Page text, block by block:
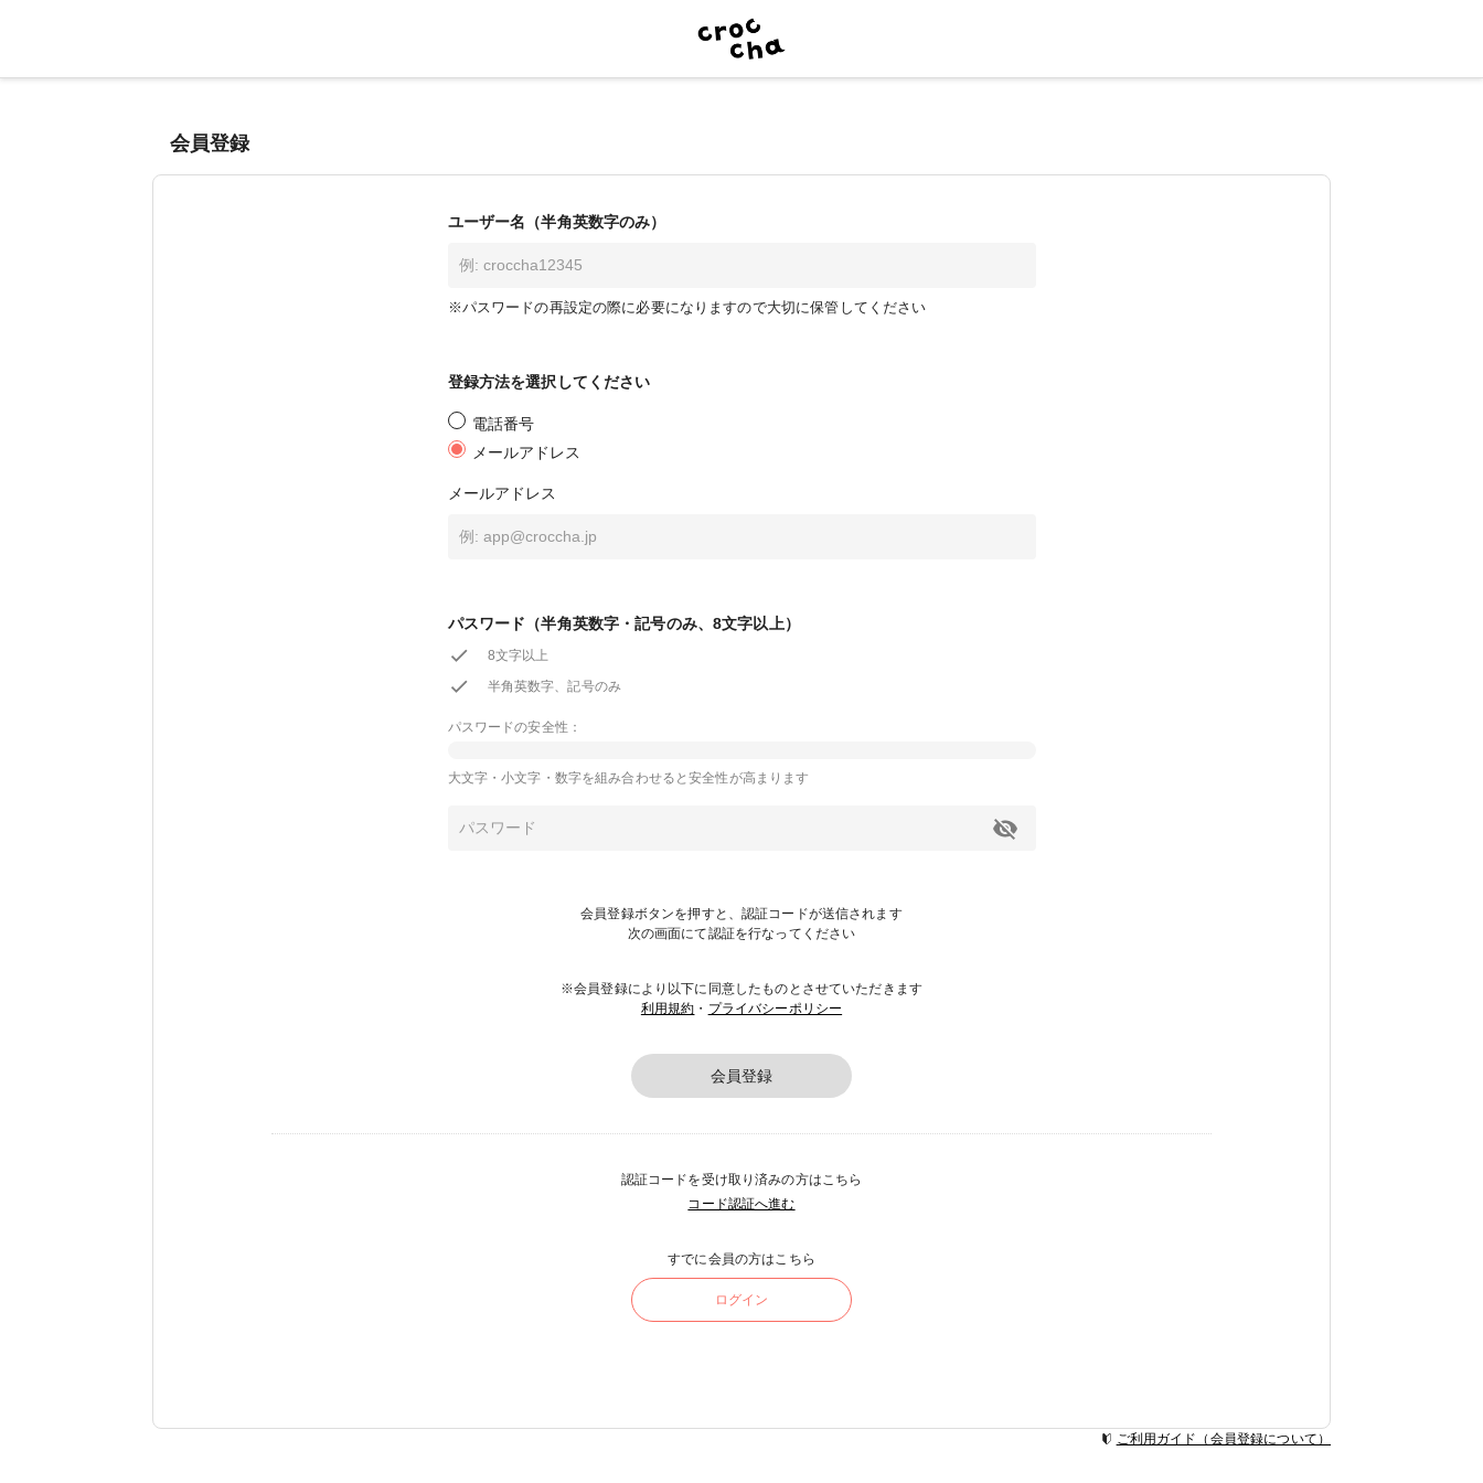
会員登録
ユーザー名（半角英数字のみ）
※パスワードの再設定の際に必要になりますので大切に保管してください
登録方法を選択してください
電話番号
メールアドレス
メールアドレス
パスワード（半角英数字・記号のみ、8文字以上）
8文字以上
半角英数字、記号のみ
パスワードの安全性：
大文字・小文字・数字を組み合わせると安全性が高まります
会員登録ボタンを押すと、認証コードが送信されます
次の画面にて認証を行なってください
※会員登録により以下に同意したものとさせていただきます
利用規約 ・ プライバシーポリシー
会員登録
認証コードを受け取り済みの方はこちら
コード認証へ進む
すでに会員の方はこちら
ログイン
ご利用ガイド（会員登録について）